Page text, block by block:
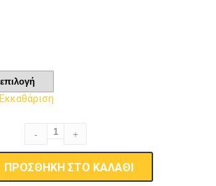
Εκκαθάριση
ΠΡΟΣΘΉΚΗ ΣΤΟ ΚΑΛΆΘΙ